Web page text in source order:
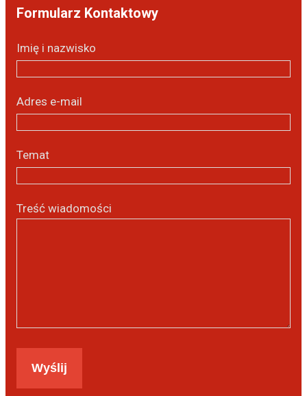
Formularz Kontaktowy
Imię i nazwisko
Adres e-mail
Temat
Treść wiadomości